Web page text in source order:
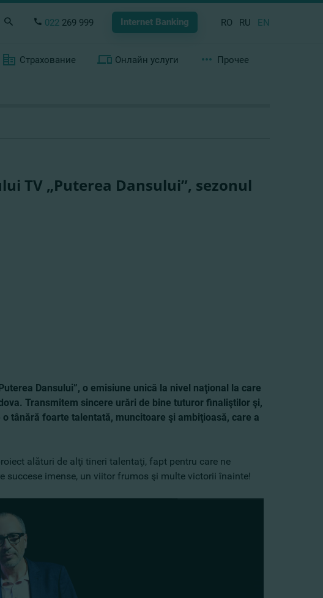
022 269 999 Internet Banking RO RU EN
Страхование Онлайн услуги Прочее
TV „Puterea Dansului”, sezonul
Dansului”, o emisiune unică la nivel naţional la care
Transmitem sincere urări de bine tuturor finaliştilor şi,
tânără foarte talentată, muncitoare şi ambiţioasă, care a
alături de alţi tineri talentaţi, fapt pentru care ne
imense, un viitor frumos şi multe victorii înainte!